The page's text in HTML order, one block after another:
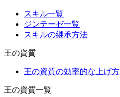
スキル一覧
ジンテーゼ一覧
スキルの継承方法
王の資質
王の資質の効率的な上げ方
王の資質一覧